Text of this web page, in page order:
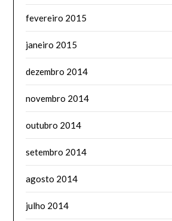
fevereiro 2015
janeiro 2015
dezembro 2014
novembro 2014
outubro 2014
setembro 2014
agosto 2014
julho 2014